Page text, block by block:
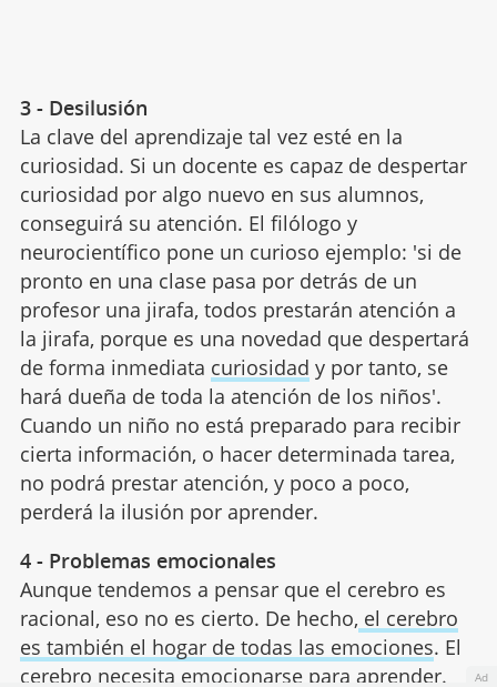
3 - Desilusión
La clave del aprendizaje tal vez esté en la
curiosidad. Si un docente es capaz de despertar
curiosidad por algo nuevo en sus alumnos,
conseguirá su atención. El filólogo y
neurocientífico pone un curioso ejemplo: 'si de
pronto en una clase pasa por detrás de un
profesor una jirafa, todos prestarán atención a
la jirafa, porque es una novedad que despertará
de forma inmediata curiosidad y por tanto, se
hará dueña de toda la atención de los niños'.
Cuando un niño no está preparado para recibir
cierta información, o hacer determinada tarea,
no podrá prestar atención, y poco a poco,
perderá la ilusión por aprender.
4 - Problemas emocionales
Aunque tendemos a pensar que el cerebro es
racional, eso no es cierto. De hecho, el cerebro
es también el hogar de todas las emociones. El
cerebro necesita emocionarse para aprender.
Ad